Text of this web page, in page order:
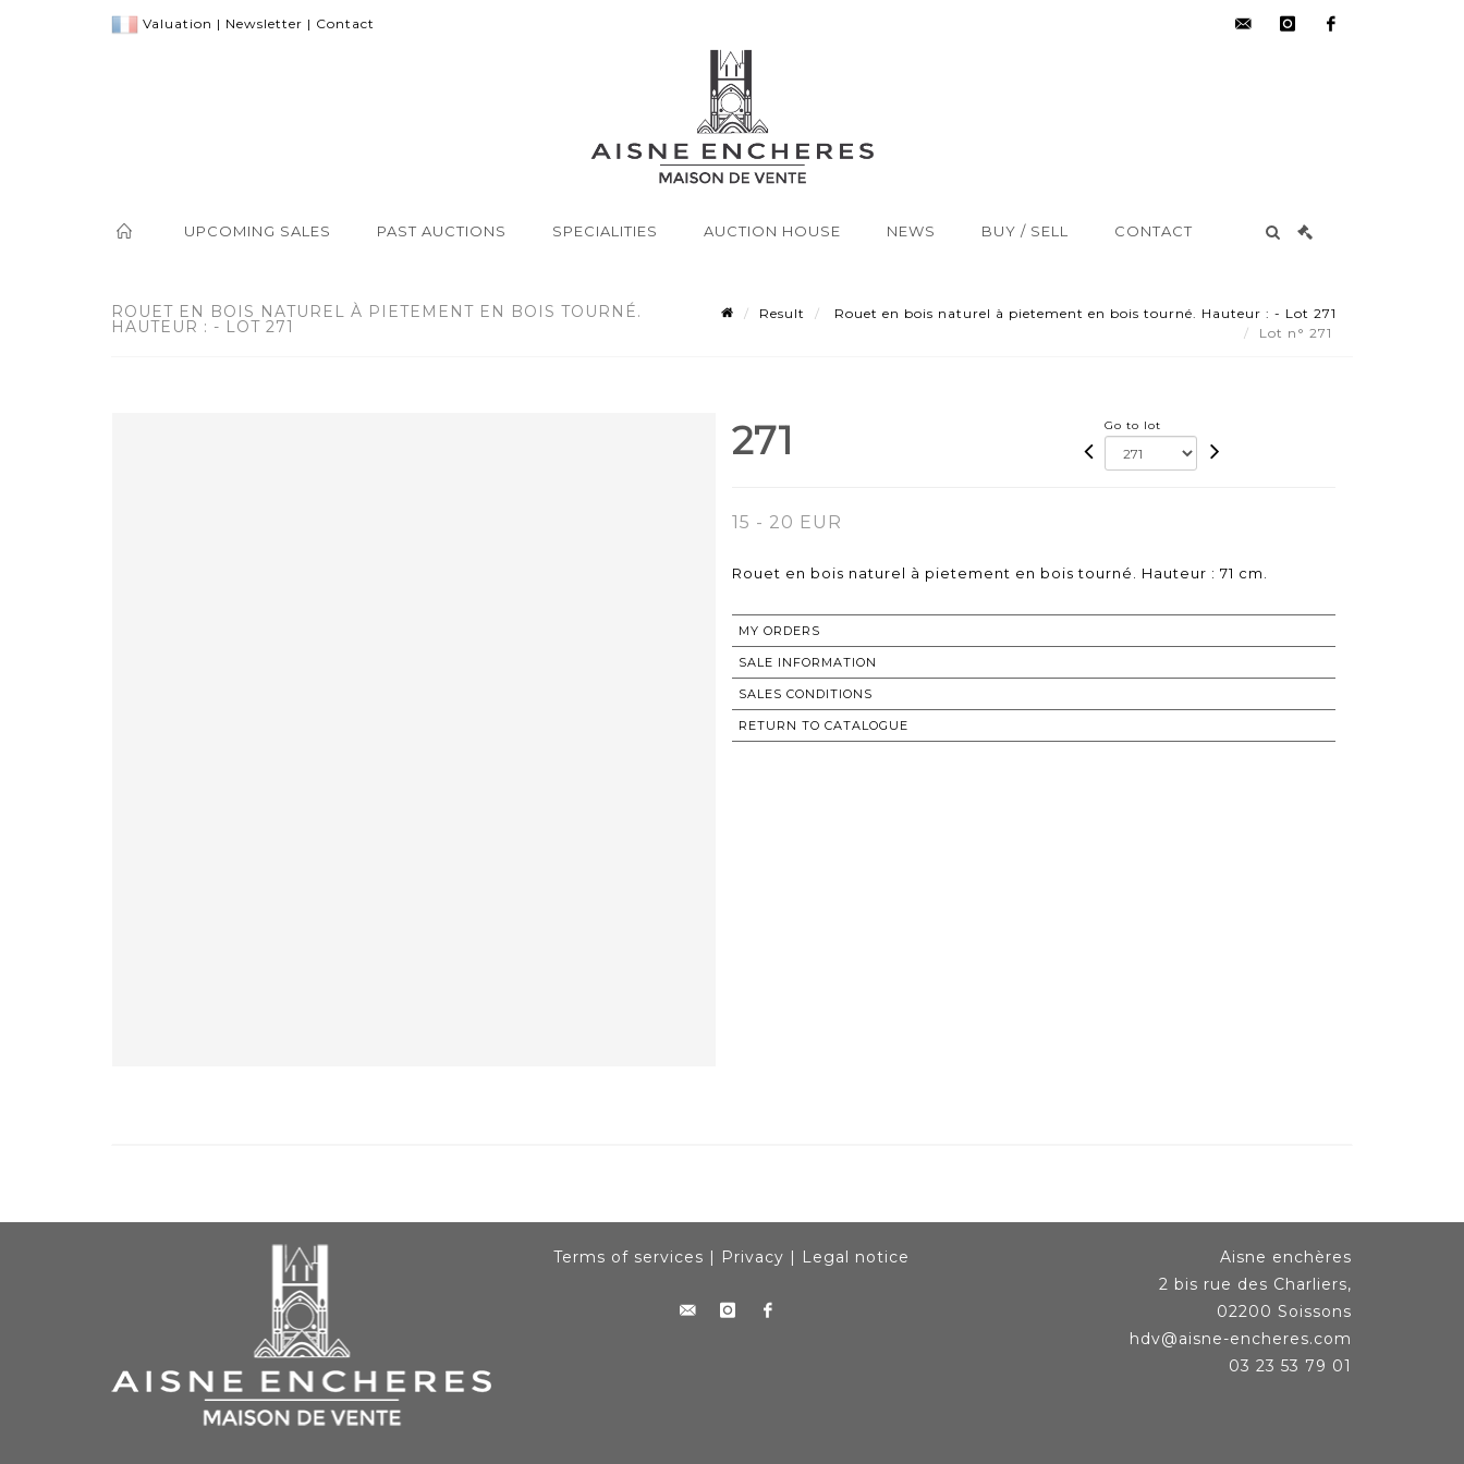
Valuation | Newsletter | Contact
UPCOMING SALES PAST AUCTIONS SPECIALITIES AUCTION HOUSE NEWS BUY / SELL CONTACT
ROUET EN BOIS NATUREL À PIETEMENT EN BOIS TOURNÉ.
HAUTEUR : - LOT 271
Result
Rouet en bois naturel à pietement en bois tourné. Hauteur : - Lot 271
Lot n° 271
271 Go to lot
15 - 20 EUR
Rouet en bois naturel à pietement en bois tourné. Hauteur : 71 cm.
MY ORDERS
SALE INFORMATION
SALES CONDITIONS
RETURN TO CATALOGUE
Terms of services | Privacy | Legal notice
Aisne enchères
2 bis rue des Charliers,
02200 Soissons
hdv@aisne-encheres.com
03 23 53 79 01